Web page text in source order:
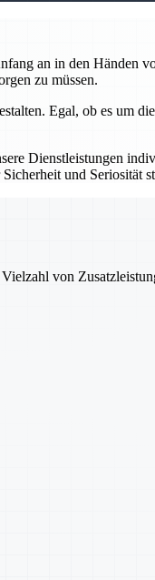
an in den Händen
zu müssen.
Egal, ob es um
Dienstleistungen
und Seriosität
von